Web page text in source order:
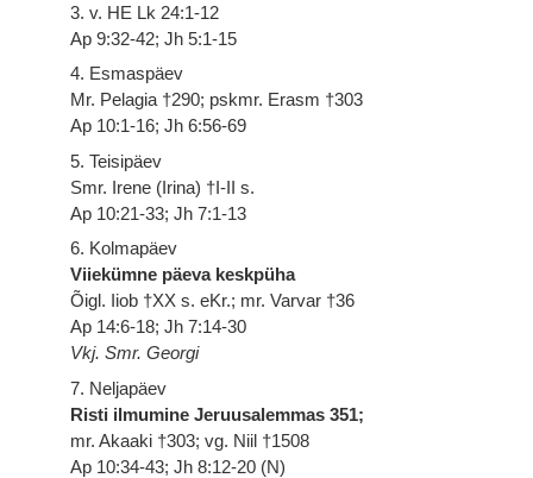
3. v. HE Lk 24:1-12
Ap 9:32-42; Jh 5:1-15
4. Esmaspäev
Mr. Pelagia †290; pskmr. Erasm †303
Ap 10:1-16; Jh 6:56-69
5. Teisipäev
Smr. Irene (Irina) †I-II s.
Ap 10:21-33; Jh 7:1-13
6. Kolmapäev
Viiekümne päeva keskpüha
Õigl. Iiob †XX s. eKr.; mr. Varvar †36
Ap 14:6-18; Jh 7:14-30
Vkj. Smr. Georgi
7. Neljapäev
Risti ilmumine Jeruusalemmas 351;
mr. Akaaki †303; vg. Niil †1508
Ap 10:34-43; Jh 8:12-20 (N)